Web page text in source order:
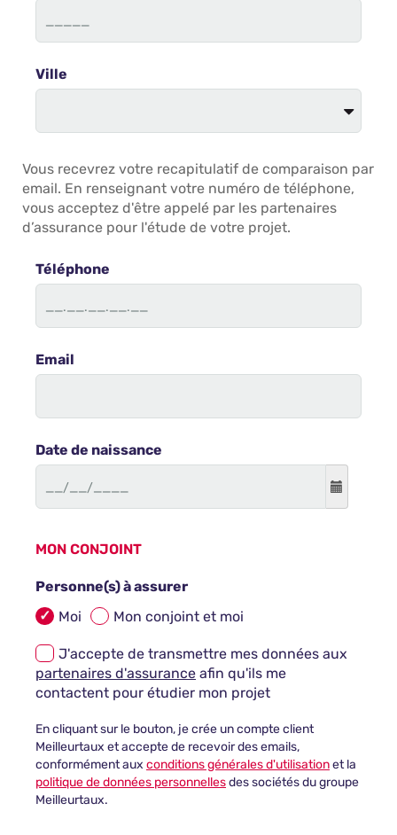
Ville
Vous recevrez votre recapitulatif de comparaison par
email. En renseignant votre numéro de téléphone,
vous acceptez d'être appelé par les partenaires
d’assurance pour l'étude de votre projet.
Téléphone
Email
Date de naissance
MON CONJOINT
Personne(s) à assurer
Moi
Mon conjoint et moi
J'accepte de transmettre mes données aux
partenaires d'assurance afin qu'ils me
contactent pour étudier mon projet
En cliquant sur le bouton, je crée un compte client
Meilleurtaux et accepte de recevoir des emails,
conformément aux conditions générales d'utilisationet la
politique de données personnellesdes sociétés du groupe
Meilleurtaux.